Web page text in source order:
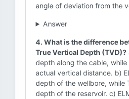
angle of deviation from the
Answer
4. What is the difference
True Vertical Depth (TVD)?
depth along the cable, while
actual vertical distance. b)
depth of the wellbore, while
depth of the reservoir. c)